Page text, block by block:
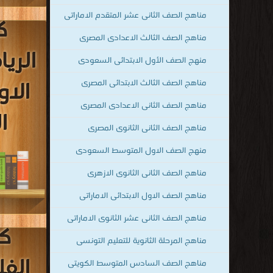
مناهج الصف الثانى عشر المتقدم الاماراتى
مناهج الصف الثالث الاعدادى المصرى
منهج الصف الأول الابتدائى السعودى
مناهج الصف الثالث الابتدائى المصرى
مناهج الصف الثانى الاعدادى المصرى
مناهج الصف الثانى الثانوى المصرى
منهج الصف الاول المتوسط السعودى
مناهج الصف الثانى الثانوى الازهرى
مناهج الصف الاول الابتدائى الاماراتى
مناهج الصف الثانى عشر الثانوى الاماراتى
مناهج المرحلة الثانوية للتعليم التونسى
مناهج الصف السادس المتوسط الكويتى
قراءة و
للصف
قراءة و